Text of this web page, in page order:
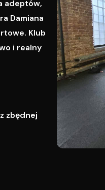
adeptów,
Damiana
Klub
i realny
zbędnej